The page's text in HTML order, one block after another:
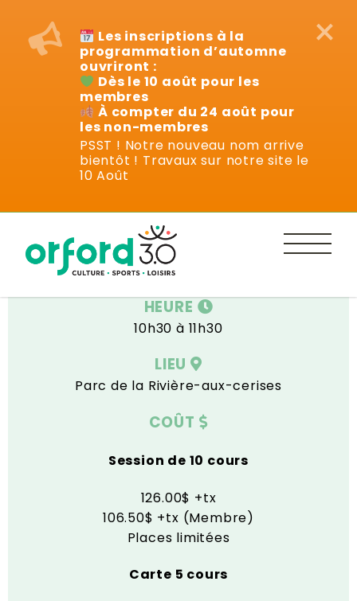
×
Les inscriptions à la
programmation d’automne
ouvriront :
Dès le 10 août pour les
membres
À compter du 24 août pour
les non-membres
PSST ! Notre nouveau nom arrive
bientôt ! Travaux sur notre site le
10 Août
DATE
Vendredi 16 septembre au 18 novembre
HEURE
10h30 à 11h30
LIEU
Parc de la Rivière-aux-cerises
COÛT
Session de 10 cours
126.00$ +tx
106.50$ +tx (Membre)
Places limitées
Carte 5 cours